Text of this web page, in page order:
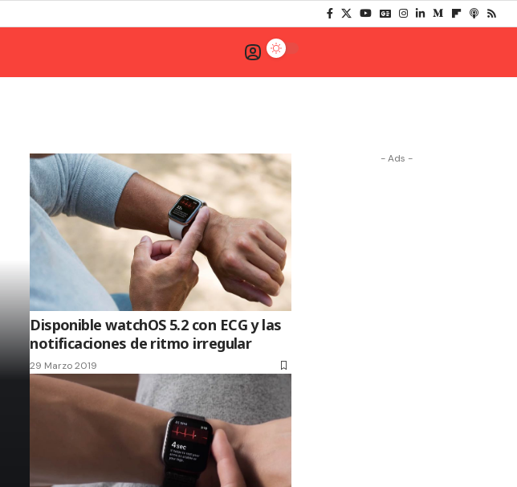
Disponible watchOS 5.2 con ECG y las
notificaciones de ritmo irregular
29 Marzo 2019
- Ads -